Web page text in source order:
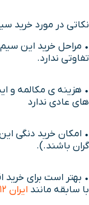
نکاتی در مورد خرید
• مراحل خرید این
تفاوتی ندارد.
• هزینه ی مکالمه و
های عادی ندارد
• امکان خرید دنگی
گران باشند.).
• بهتر است برای خرید
با سابقه مانند ایران 912